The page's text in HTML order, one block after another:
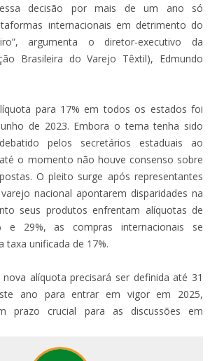
decisão por mais de um ano só
internacionais em detrimento do
argumenta o diretor-executivo da
Brasileira do Varejo Têxtil), Edmundo
para 17% em todos os estados foi
de 2023. Embora o tema tenha sido
pelos secretários estaduais ao
o momento não houve consenso sobre
O pleito surge após representantes
nacional apontarem disparidades na
seus produtos enfrentam alíquotas de
e 29%, as compras internacionais se
taxa unificada de 17%.
alíquota precisará ser definida até 31
ano para entrar em vigor em 2025,
prazo crucial para as discussões em